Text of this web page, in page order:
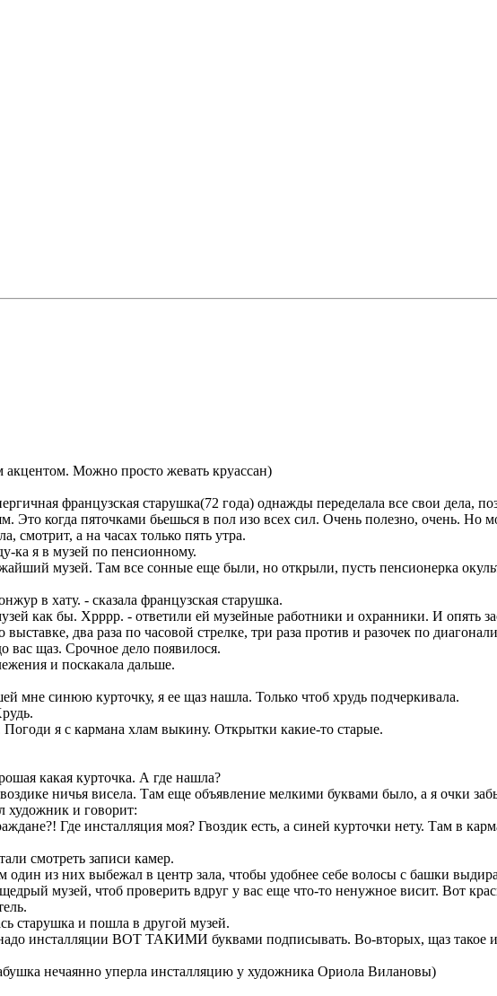
Можно просто жевать круассан)
французская старушка(72 года) однажды переделала все свои дела,
Это когда пяточками бьешься в пол изо всех сил. Очень полезно, очень. Но
смотрит, а на часах только пять утра.
ка я в музей по пенсионному.
музей. Там все сонные еще были, но открыли, пусть пенсионерка
в хату. - сказала французская старушка.
как бы. Хрррр. - ответили ей музейные работники и охранники. И опять
два раза по часовой стрелке, три раза против и разочек по
вас щаз. Срочное дело появилося.
и поскакала дальше.
мне синюю курточку, я ее щаз нашла. Только чтоб хрудь подчеркивала.
я с кармана хлам выкину. Открытки какие-то старые.
какая курточка. А где нашла?
ничья висела. Там еще объявление мелкими буквами было, а я очки
художник и говорит:
Где инсталляция моя? Гвоздик есть, а синей курточки нету. Там в
смотреть записи камер.
из них выбежал в центр зала, чтобы удобнее себе волосы с башки
музей, чтоб проверить вдруг у вас еще что-то ненужное висит. Вот
старушка и пошла в другой музей.
инсталляции ВОТ ТАКИМИ буквами подписывать. Во-вторых, щаз такое
нечаянно уперла инсталляцию у художника Ориола Вилановы)